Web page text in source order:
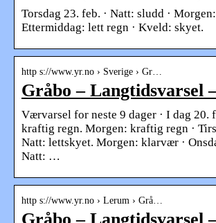
Torsdag 23. feb. · Natt: sludd · Morgen:
Ettermiddag: lett regn · Kveld: skyet.
http s://www.yr.no › Sverige › Gr…
Gråbo – Langtidsvarsel
Værvarsel for neste 9 dager · I dag 20.
kraftig regn. Morgen: kraftig regn ·
Natt: lettskyet. Morgen: klarvær ·
Natt: …
http s://www.yr.no › Lerum › Grå…
Gråbo – Langtidsvarsel